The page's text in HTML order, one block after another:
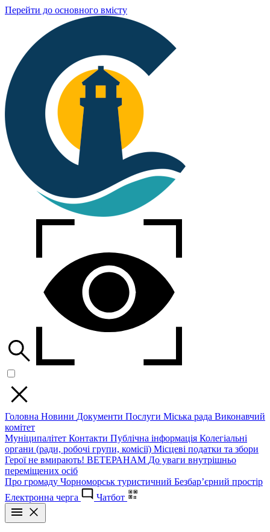
Перейти до основного вмісту
Головна Новини Документи Послуги Міська рада Виконавчий
комітет
Муніципалітет Контакти Публічна інформація Колегіальні
органи (ради, робочі групи, комісії) Місцеві податки та збори
Герої не вмирають! ВЕТЕРАНАМ До уваги внутрішньо
переміщених осіб
Про громаду Чорноморськ туристичний Безбар’єрний простір
Електронна черга
Чатбот